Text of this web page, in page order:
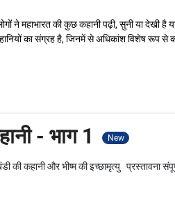
ने महाभारत की कुछ कहानी पढ़ी, सुनी या देखी है
का संग्रह है, जिनमें से अधिकांश विशेष रूप से
- भाग 1 New
की कहानी और भीष्म की इच्छामृत्यु प्रस्तावना